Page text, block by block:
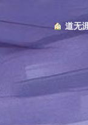
道无